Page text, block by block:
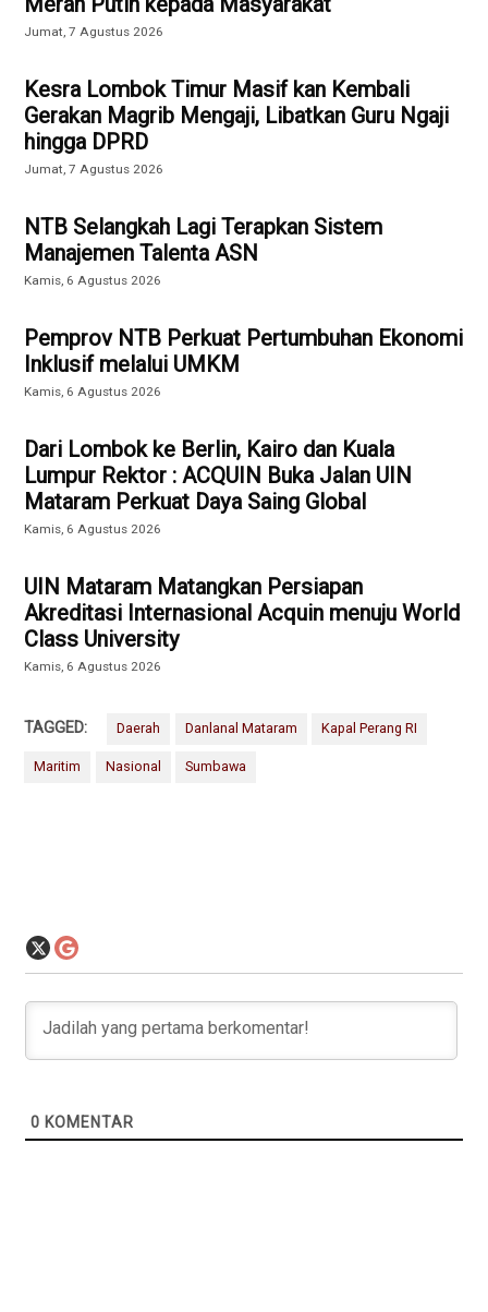
Jumat, 7 Agustus 2026
Kesra Lombok Timur Masif kan Kembali
Gerakan Magrib Mengaji, Libatkan Guru Ngaji
hingga DPRD
Jumat, 7 Agustus 2026
NTB Selangkah Lagi Terapkan Sistem
Manajemen Talenta ASN
Kamis, 6 Agustus 2026
Pemprov NTB Perkuat Pertumbuhan Ekonomi
Inklusif melalui UMKM
Kamis, 6 Agustus 2026
Dari Lombok ke Berlin, Kairo dan Kuala
Lumpur Rektor : ACQUIN Buka Jalan UIN
Mataram Perkuat Daya Saing Global
Kamis, 6 Agustus 2026
UIN Mataram Matangkan Persiapan
Akreditasi Internasional Acquin menuju World
Class University
Kamis, 6 Agustus 2026
TAGGED: Daerah Danlanal Mataram Kapal Perang RI
Maritim Nasional Sumbawa
0 KOMENTAR